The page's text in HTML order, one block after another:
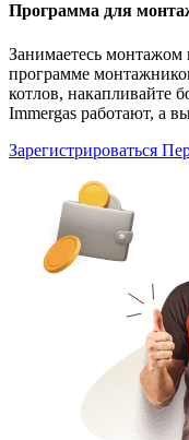
Программа для
Занимаетесь монтажом
программе
котлов, накапливайте
Immergas работают, а
Зарегистрироваться